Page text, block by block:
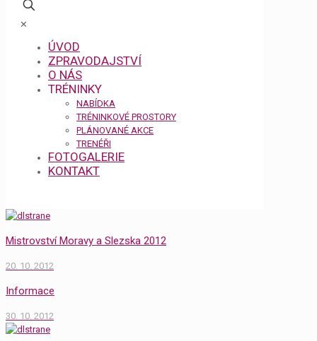
✕
ÚVOD
ZPRAVODAJSTVÍ
O NÁS
TRÉNINKY
NABÍDKA
TRÉNINKOVÉ PROSTORY
PLÁNOVANÉ AKCE
TRENÉŘI
FOTOGALERIE
KONTAKT
Mistrovství Moravy a Slezska 2012
20. 10. 2012
Informace
30. 10. 2012